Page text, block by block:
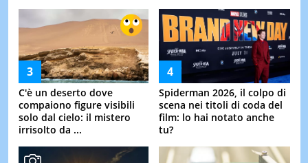
C'è un deserto dove
compaiono figure visibili
solo dal cielo: il mistero
irrisolto da ...
Spiderman 2026, il colpo di
scena nei titoli di coda del
film: lo hai notato anche
tu?